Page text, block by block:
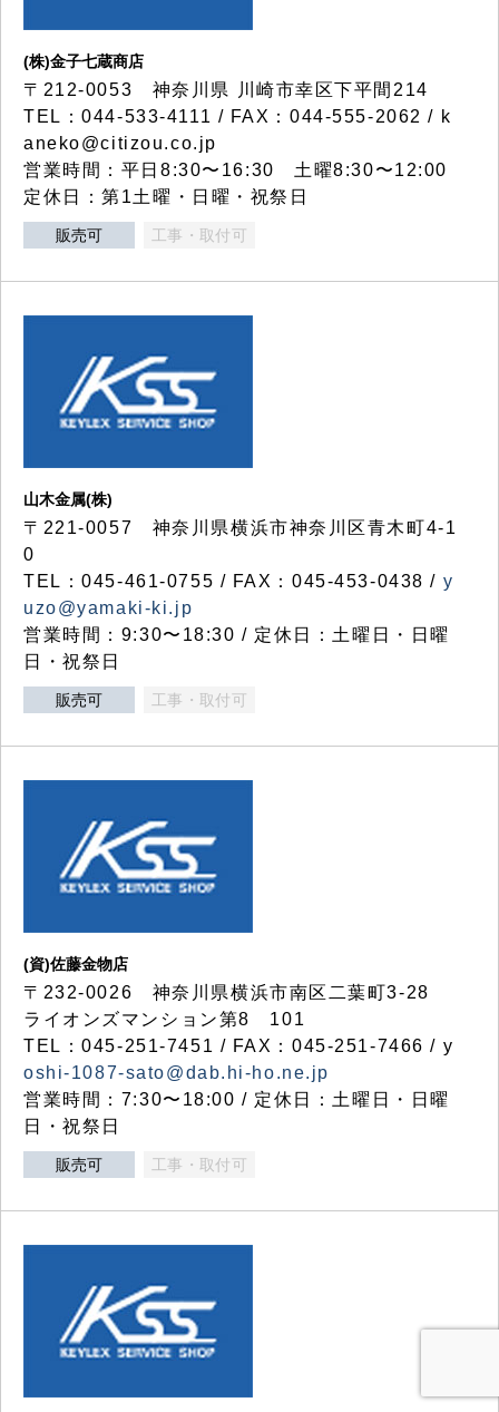
(株)金子七蔵商店
〒212-0053 神奈川県 川崎市幸区下平間214
TEL：044-533-4111 / FAX：044-555-2062 / k
aneko@citizou.co.jp
営業時間：平日8:30〜16:30 土曜8:30〜12:00
定休日：第1土曜・日曜・祝祭日
販売可 工事・取付可
山木金属(株)
〒221-0057 神奈川県横浜市神奈川区青木町4-1
0
TEL：045-461-0755 / FAX：045-453-0438 / y
uzo@yamaki-ki.jp
営業時間：9:30〜18:30 / 定休日：土曜日・日曜
日・祝祭日
販売可 工事・取付可
(資)佐藤金物店
〒232-0026 神奈川県横浜市南区二葉町3-28
ライオンズマンション第8 101
TEL：045-251-7451 / FAX：045-251-7466 / y
oshi-1087-sato@dab.hi-ho.ne.jp
営業時間：7:30〜18:00 / 定休日：土曜日・日曜
日・祝祭日
販売可 工事・取付可